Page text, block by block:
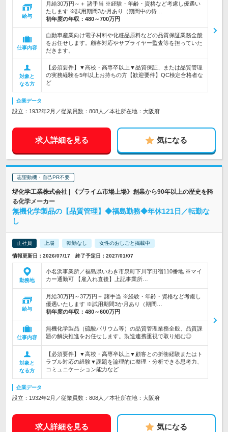
給与
月給30万円～＋ 諸手当 ※経験・年齢・資格など考慮し優遇い
たします ※試用期間3か月あり（期間中の待…
初年度の年収： 480～700万円
仕事内容
自動車産業向け電子材料や化粧品原料などの品質保証業務全般
をお任せします。顧客対応やサプライヤー監査等を担っていた
だきます。
対象と
なる方
【必須要件】▼高校・高専卒以上▼品質保証、または品質管理
の実務経験を5年以上お持ちの方【歓迎要件】QC検定合格者な
ど
企業データ
設立：1932年2月／従業員数：808人／本社所在地：大阪府
求人詳細を見る 気になる
志望動機・自己PR不要
堺化学工業株式会社 | 《プライム市場上場》創業から90年以上の歴史を誇
る化学メーカー
無機化学製品の【品質管理】◆福島勤務◆年休121日／転勤な
し
正社員 上場 転勤なし 女性のおしごと掲載中
情報更新日：2026/07/17 終了予定日：2027/01/07
勤務地
小名浜事業所／福島県いわき市泉町下川字田宿110番地 ※マイ
カー通勤可 【雇入れ直後】上記事業所…
給与
月給30万円～37万円＋ 諸手当 ※経験・年齢・資格など考慮し
優遇いたします ※試用期間3か月あり（期間…
初年度の年収： 480～600万円
仕事内容
無機化学製品（硫酸バリウム等）の品質管理業務全般、品質課
題の解決推進をお任せします。製造連携重視で取り組む◎
対象と
なる方
【必須要件】▼高校・高専卒以上▼顧客との折衝経験またはト
ラブル対応の経験▼課題を論理的に整理・分析できる思考力、
コミュニケーション能力など
企業データ
設立：1932年2月／従業員数：808人／本社所在地：大阪府
求人詳細を見る 気になる